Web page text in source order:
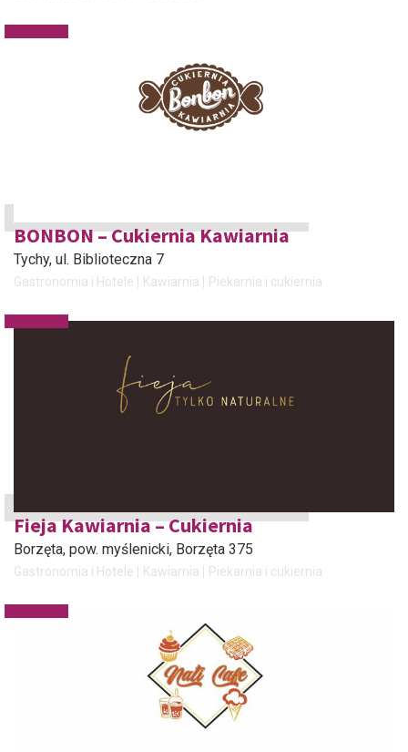
BONBON – Cukiernia Kawiarnia
Tychy, ul. Biblioteczna 7
Gastronomia i Hotele Kawiarnia Piekarnia i cukiernia
Fieja Kawiarnia – Cukiernia
Borzęta, pow. myślenicki, Borzęta 375
Gastronomia i Hotele Kawiarnia Piekarnia i cukiernia